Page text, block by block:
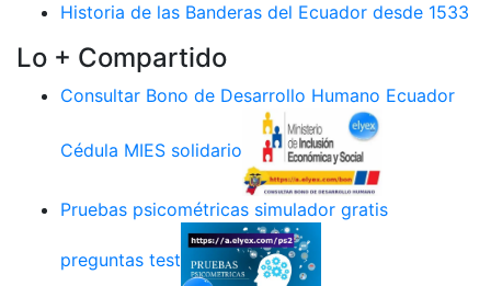
Historia de las Banderas del Ecuador desde 1533
Lo + Compartido
Consultar Bono de Desarrollo Humano Ecuador
Cédula MIES solidario
Pruebas psicométricas simulador gratis
preguntas test